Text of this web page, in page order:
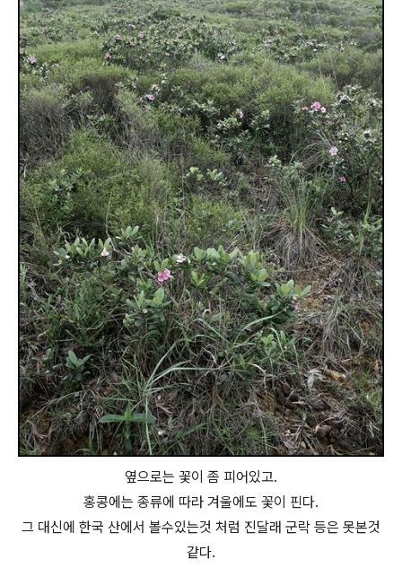
옆으로는 꽃이 좀 피어있고.
홍콩에는 종류에 따라 겨울에도 꽃이 핀다.
그 대신에 한국 산에서 볼수있는것 처럼 진달래 군락 등은 못본것
같다.